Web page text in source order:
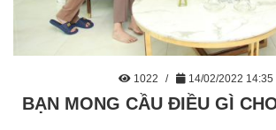
1022 14/02/2022 14:35
BẠN MONG CẦU ĐIỀU GÌ